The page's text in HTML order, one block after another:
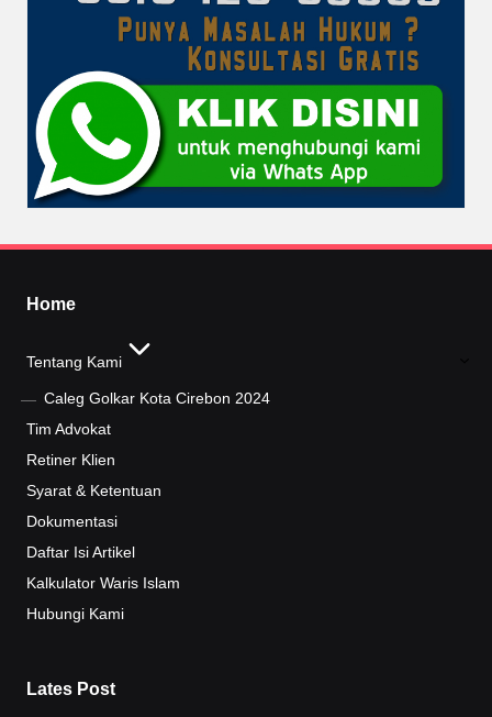
Home
Tentang Kami
Caleg Golkar Kota Cirebon 2024
Tim Advokat
Retiner Klien
Syarat & Ketentuan
Dokumentasi
Daftar Isi Artikel
Kalkulator Waris Islam
Hubungi Kami
Lates Post